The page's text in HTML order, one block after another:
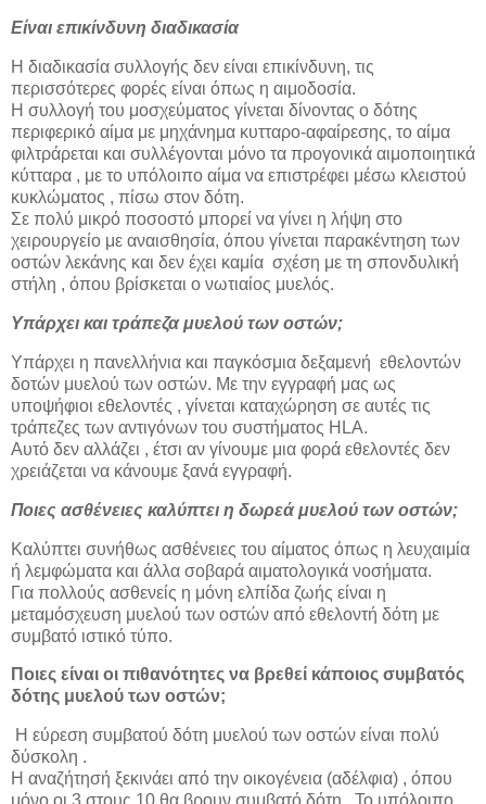
Είναι επικίνδυνη διαδικασία
Η διαδικασία συλλογής δεν είναι επικίνδυνη, τις
περισσότερες φορές είναι όπως η αιμοδοσία.
Η συλλογή του μοσχεύματος γίνεται δίνοντας ο δότης
περιφερικό αίμα με μηχάνημα κυτταρo-αφαίρεσης, το αίμα
φιλτράρεται και συλλέγονται μόνο τα προγονικά αιμοποιητικά
κύτταρα , με το υπόλοιπο αίμα να επιστρέφει μέσω κλειστού
κυκλώματος , πίσω στον δότη.
Σε πολύ μικρό ποσοστό μπορεί να γίνει η λήψη στο
χειρουργείο με αναισθησία, όπου γίνεται παρακέντηση των
οστών λεκάνης και δεν έχει καμία σχέση με τη σπονδυλική
στήλη , όπου βρίσκεται ο νωτιαίος μυελός.
Υπάρχει και τράπεζα μυελού των οστών;
Υπάρχει η πανελλήνια και παγκόσμια δεξαμενή εθελοντών
δοτών μυελού των οστών. Με την εγγραφή μας ως
υποψήφιοι εθελοντές , γίνεται καταχώρηση σε αυτές τις
τράπεζες των αντιγόνων του συστήματος HLA.
Αυτό δεν αλλάζει , έτσι αν γίνουμε μια φορά εθελοντές δεν
χρειάζεται να κάνουμε ξανά εγγραφή.
Ποιες ασθένειες καλύπτει η δωρεά μυελού των οστών;
Καλύπτει συνήθως ασθένειες του αίματος όπως η λευχαιμία
ή λεμφώματα και άλλα σοβαρά αιματολογικά νοσήματα.
Για πολλούς ασθενείς η μόνη ελπίδα ζωής είναι η
μεταμόσχευση μυελού των οστών από εθελοντή δότη με
συμβατό ιστικό τύπο.
Ποιες είναι οι πιθανότητες να βρεθεί κάποιος συμβατός
δότης μυελού των οστών;
Η εύρεση συμβατού δότη μυελού των οστών είναι πολύ
δύσκολη .
Η αναζήτησή ξεκινάει από την οικογένεια (αδέλφια) , όπου